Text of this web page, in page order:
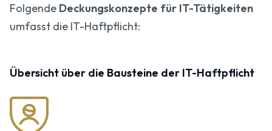
Folgende Deckungskonzepte für IT-Tätigkeiten
umfasst die IT-Haftpflicht:
Übersicht über die Bausteine der IT-Haftpflicht